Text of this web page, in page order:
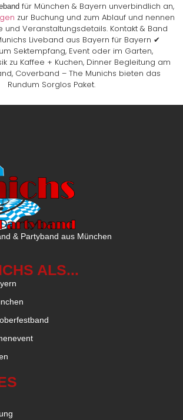
für München & Bayern unverbindlich an,
zur Buchung und zum Ablauf und nennen
und Veranstaltungsdetails. Kontakt & Band
Liveband aus Bayern für Bayern ✔
Sektempfang, Event oder im Garten,
zu Kaffee + Kuchen, Dinner Begleitung am
Coverband – The Munichs bieten das
Rundum Sorglos Paket.
& Partyband aus München
ALS...